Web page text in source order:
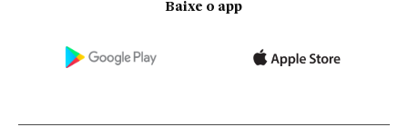
Baixe o app